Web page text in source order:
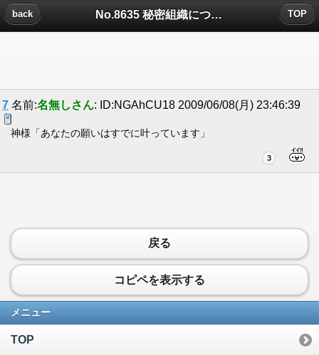
No.8635 秘密組織についたコメント
back TOP
7 名前:名無しさん: ID:NGAhCU18 2009/06/08(月) 23:46:39
神様「あなたの願いはすでに叶っています」
3
戻る
コピペを表示する
メニュー
TOP